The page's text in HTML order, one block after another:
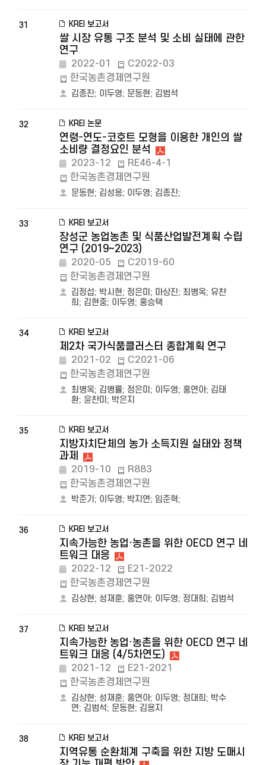
31 KREI 보고서
쌀 시장 유통 구조 분석 및 소비 실태에 관한
연구
2022-01
C2022-03
한국농촌경제연구원
김종진; 이두영; 문동현; 김범석
32 KREI 논문
연령-연도-코호트 모형을 이용한 개인의 쌀
소비량 결정요인 분석
2023-12
RE46-4-1
한국농촌경제연구원
문동현; 김성용; 이두영; 김종진;
33 KREI 보고서
장성군 농업농촌 및 식품산업발전계획 수립
연구 (2019∼2023)
2020-05
C2019-60
한국농촌경제연구원
김정섭; 박시현; 정은미 ; 마상진; 최병옥; 유찬
희 ; 김현중; 이두영; 홍승택
34 KREI 보고서
제2차 국가식품클러스터 종합계획 연구
2021-02
C2021-06
한국농촌경제연구원
최병옥; 김병률; 정은미 ; 이두영; 홍연아; 김태
환; 윤찬미 ; 박은지
35 KREI 보고서
지방자치단체의 농가 소득지원 실태와 정책
과제
2019-10
R883
한국농촌경제연구원
박준기 ; 이두영; 박지연; 임준혁;
36 KREI 보고서
지속가능한 농업·농촌을 위한 OECD 연구 네
트워크 대응
2022-12
E21-2022
한국농촌경제연구원
김상현; 성재훈; 홍연아; 이두영; 정대희 ; 김범석
37 KREI 보고서
지속가능한 농업·농촌을 위한 OECD 연구 네
트워크 대응 (4/5차연도)
2021-12
E21-2021
한국농촌경제연구원
김상현; 성재훈; 홍연아; 이두영; 정대희 ; 박수
연; 김범석; 문동현; 김용지
38 KREI 보고서
지역유통 순환체계 구축을 위한 지방 도매시